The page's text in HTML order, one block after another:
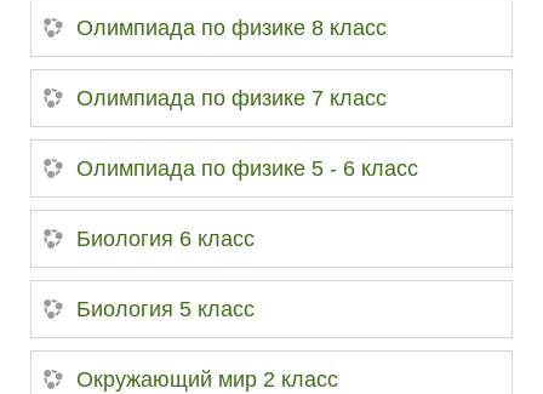
Олимпиада по физике 8 класс
Олимпиада по физике 7 класс
Олимпиада по физике 5 - 6 класс
Биология 6 класс
Биология 5 класс
Окружающий мир 2 класс